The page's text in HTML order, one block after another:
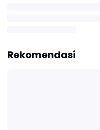
Rekomendasi